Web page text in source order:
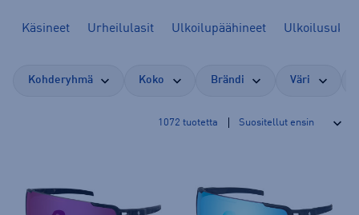
Käsineet Urheilulasit Ulkoilupäähineet Ulkoilusukat
Kohderyhmä Koko Brändi Väri
1072 tuotetta